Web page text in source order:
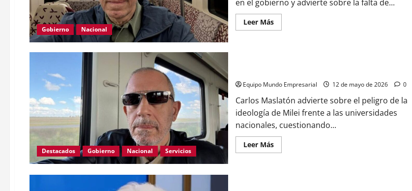
Gobierno Nacional
en el gobierno y advierte sobre la falta de...
Leer MásLeer
más
López
es
la
dueña
del
gobierno
y
del
mismo
Javier
Destacados Gobierno Nacional Servicios
Equipo Mundo Empresarial 12 de mayo de 2026 0
Carlos Maslatón advierte sobre el peligro de la
ideología de Milei frente a las universidades
nacionales, cuestionando...
Leer MásLeer
más